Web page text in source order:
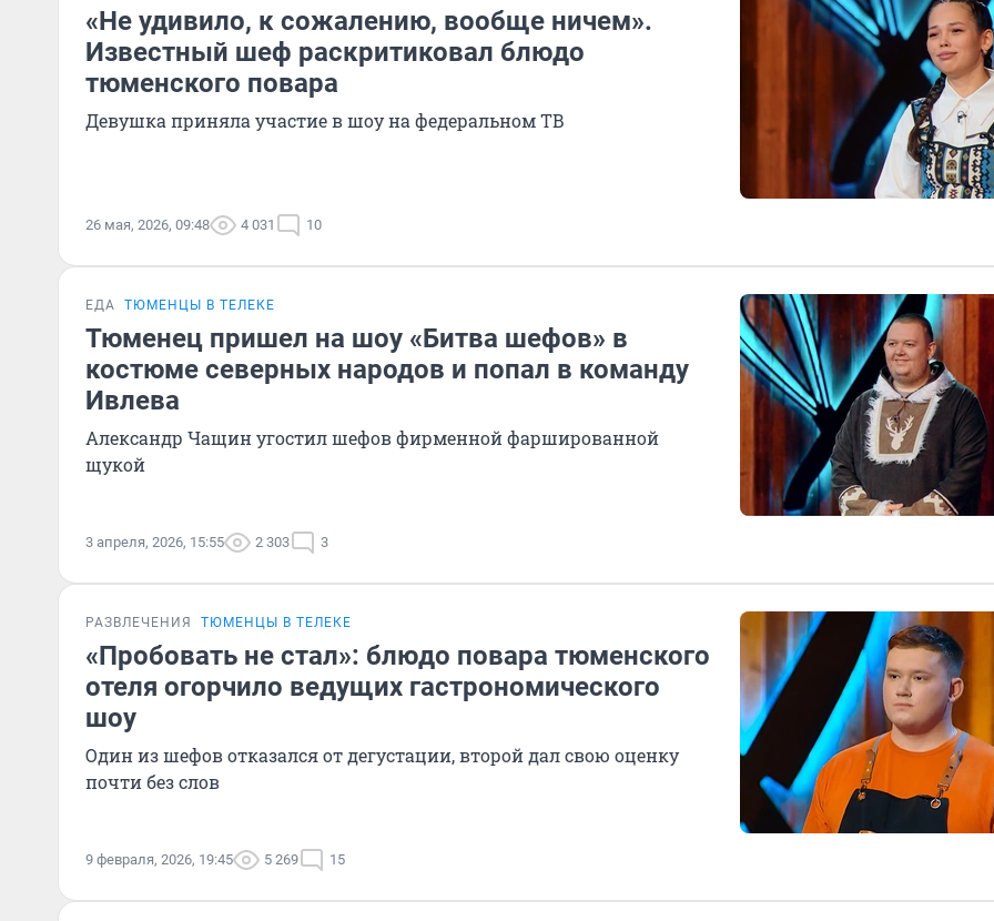
«Не удивило, к сожалению, вообще ничем».
Известный шеф раскритиковал блюдо
тюменского повара
Девушка приняла участие в шоу на федеральном ТВ
26 мая, 2026, 09:48 4 031 10
ЕДА ТЮМЕНЦЫ В ТЕЛЕКЕ
Тюменец пришел на шоу «Битва шефов» в
костюме северных народов и попал в команду
Ивлева
Александр Чащин угостил шефов фирменной фаршированной
щукой
3 апреля, 2026, 15:55 2 303 3
РАЗВЛЕЧЕНИЯ ТЮМЕНЦЫ В ТЕЛЕКЕ
«Пробовать не стал»: блюдо повара тюменского
отеля огорчило ведущих гастрономического
шоу
Один из шефов отказался от дегустации, второй дал свою оценку
почти без слов
9 февраля, 2026, 19:45 5 269 15